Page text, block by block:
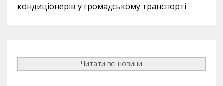
кондиціонерів у громадському транспорті
Читати всі новини